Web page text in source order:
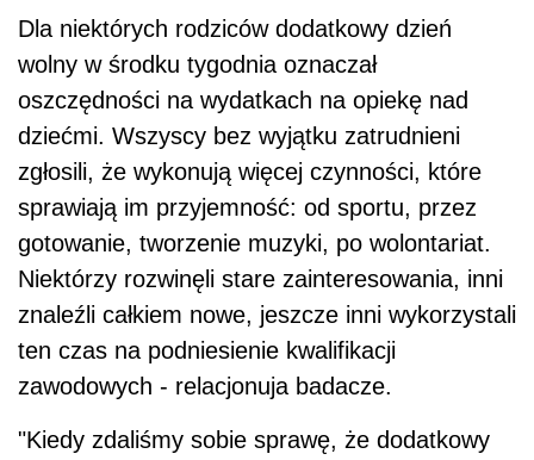
Dla niektórych rodziców dodatkowy dzień
wolny w środku tygodnia oznaczał
oszczędności na wydatkach na opiekę nad
dziećmi. Wszyscy bez wyjątku zatrudnieni
zgłosili, że wykonują więcej czynności, które
sprawiają im przyjemność: od sportu, przez
gotowanie, tworzenie muzyki, po wolontariat.
Niektórzy rozwinęli stare zainteresowania, inni
znaleźli całkiem nowe, jeszcze inni wykorzystali
ten czas na podniesienie kwalifikacji
zawodowych - relacjonuja badacze.
"Kiedy zdaliśmy sobie sprawę, że dodatkowy